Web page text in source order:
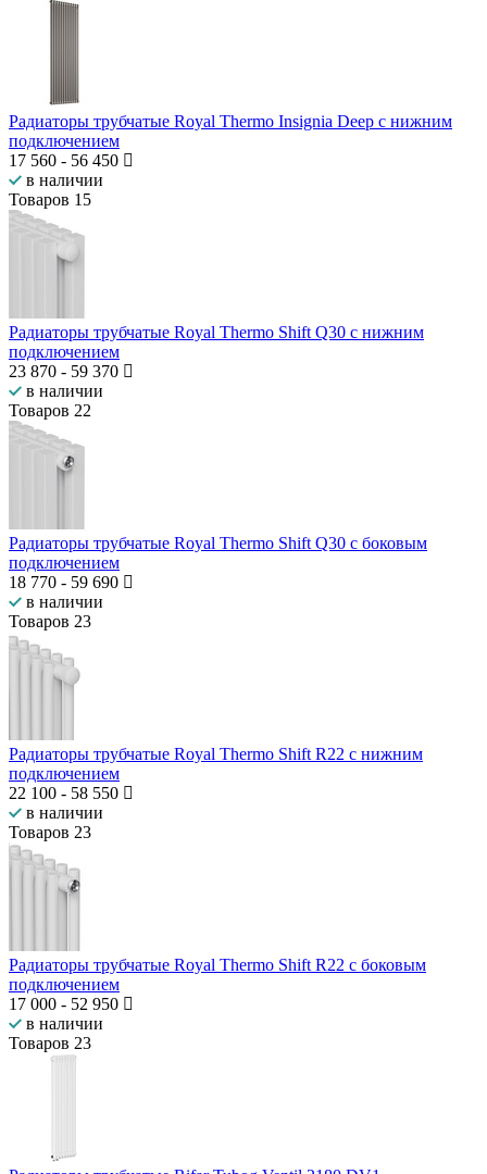
Радиаторы трубчатые Royal Thermo Insignia Deep с нижним
подключением
17 560 - 56 450
в наличии
Товаров 15
Радиаторы трубчатые Royal Thermo Shift Q30 с нижним
подключением
23 870 - 59 370
в наличии
Товаров 22
Радиаторы трубчатые Royal Thermo Shift Q30 с боковым
подключением
18 770 - 59 690
в наличии
Товаров 23
Радиаторы трубчатые Royal Thermo Shift R22 с нижним
подключением
22 100 - 58 550
в наличии
Товаров 23
Радиаторы трубчатые Royal Thermo Shift R22 с боковым
подключением
17 000 - 52 950
в наличии
Товаров 23